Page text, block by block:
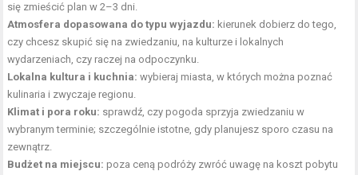
się zmieścić plan w 2–3 dni.
Atmosfera dopasowana do typu wyjazdu: kierunek dobierz do tego,
czy chcesz skupić się na zwiedzaniu, na kulturze i lokalnych
wydarzeniach, czy raczej na odpoczynku.
Lokalna kultura i kuchnia: wybieraj miasta, w których można poznać
kulinaria i zwyczaje regionu.
Klimat i pora roku: sprawdź, czy pogoda sprzyja zwiedzaniu w
wybranym terminie; szczególnie istotne, gdy planujesz sporo czasu na
zewnątrz.
Budżet na miejscu: poza ceną podróży zwróć uwagę na koszt pobytu